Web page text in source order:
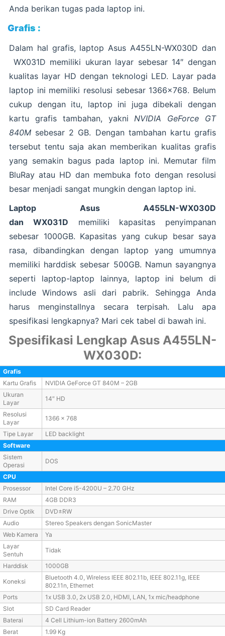
Anda berikan tugas pada laptop ini.
Grafis :
Dalam hal grafis, laptop Asus A455LN-WX030D dan
WX031D memiliki ukuran layar sebesar 14″ dengan
kualitas layar HD dengan teknologi LED. Layar pada
laptop ini memiliki resolusi sebesar 1366×768. Belum
cukup dengan itu, laptop ini juga dibekali dengan
kartu grafis tambahan, yakniNVIDIA GeForce GT
840M sebesar 2 GB. Dengan tambahan kartu grafis
tersebut tentu saja akan memberikan kualitas grafis
yang semakin bagus pada laptop ini. Memutar film
BluRay atau HD dan membuka foto dengan resolusi
besar menjadi sangat mungkin dengan laptop ini.
Laptop Asus A455LN-WX030D
dan WX031D memiliki kapasitas penyimpanan
sebesar 1000GB. Kapasitas yang cukup besar saya
rasa, dibandingkan dengan laptop yang umumnya
memiliki harddisk sebesar 500GB. Namun sayangnya
seperti laptop-laptop lainnya, laptop ini belum di
include Windows asli dari pabrik. Sehingga Anda
harus menginstallnya secara terpisah. Lalu apa
spesifikasi lengkapnya? Mari cek tabel di bawah ini.
Spesifikasi Lengkap Asus A455LN-
WX030D:
Grafis
Kartu Grafis
NVIDIA GeForce GT 840M – 2GB
Ukuran
Layar
14″ HD
Resolusi
Layar
1366 x 768
Tipe Layar
LED backlight
Software
Sistem
Operasi
DOS
CPU
Prosessor
Intel Core i5-4200U – 2.70 GHz
RAM
4GB DDR3
Drive Optik
DVD±RW
Audio
Stereo Speakers dengan SonicMaster
Web Kamera
Ya
Layar
Sentuh
Tidak
Harddisk 1000GB
Koneksi
Bluetooth 4.0, Wireless IEEE 802.11b, IEEE 802.11g, IEEE
802.11n, Ethernet
Ports
1x USB 3.0, 2x USB 2.0, HDMI, LAN, 1x mic/headphone
Slot
SD Card Reader
Baterai
4 Cell Lithium-ion Battery 2600mAh
Berat
1.99 Kg